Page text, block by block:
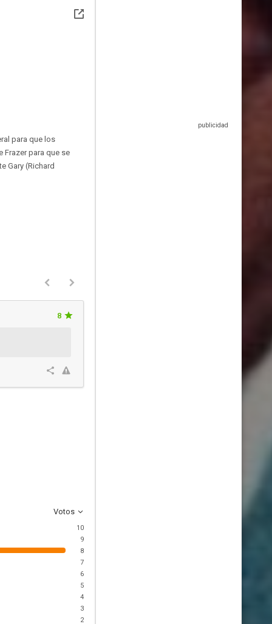
para que los
Frazer para que se
Gary (Richard
8
Votos
10
9
8
7
6
5
4
3
2